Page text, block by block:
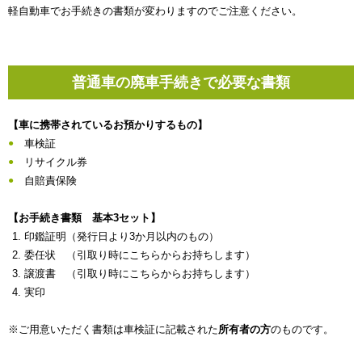
軽自動車でお手続きの書類が変わりますのでご注意ください。
普通車の廃車手続きで必要な書類
【車に携帯されているお預かりするもの】
車検証
リサイクル券
自賠責保険
【お手続き書類 基本3セット】
印鑑証明（発行日より3か月以内のもの）
委任状 （引取り時にこちらからお持ちします）
譲渡書 （引取り時にこちらからお持ちします）
実印
※ご用意いただく書類は車検証に記載された所有者の方のものです。